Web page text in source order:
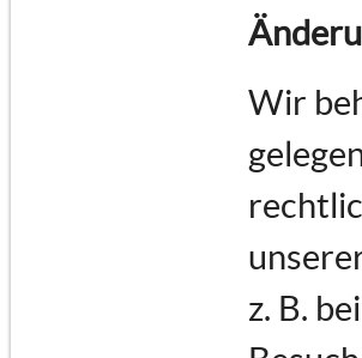
Wir
z. B.